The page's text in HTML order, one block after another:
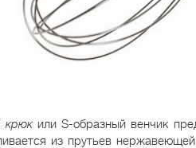
крюк или S-образный венчик
из прутьев